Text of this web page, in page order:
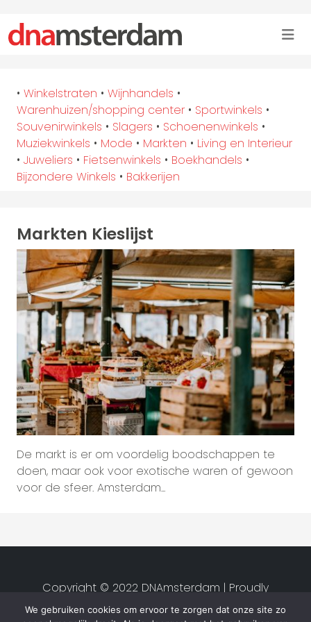
• Winkelstraten • Wijnhandels •
Warenhuizen/shopping center • Sportwinkels •
Souvenirwinkels • Slagers • Schoenenwinkels •
Muziekwinkels • Mode • Markten • Living en Interieur
• Juweliers • Fietsenwinkels • Boekhandels •
Bijzondere Winkels • Bakkerijen
Markten Kieslijst
De markt is er om voordelig boodschappen te
doen, maar ook voor exotische waren of gewoon
voor de sfeer. Amsterdam...
We gebruiken cookies om ervoor te zorgen dat onze site zo
Copyright © 2022 DNAmsterdam | Proudly
created byStudio van Zwet |